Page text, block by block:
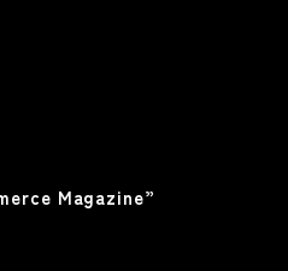
Magazine”